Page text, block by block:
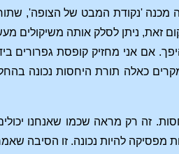
מכנה 'נקודת המבט של הצופה',
זאת, ניתן לסלק אותה משיקולים
אם אני מחזיק קופסת גפרורים
כאלה תורת היחסות נכונה
זה רק מראה שכמו שאנחנו
מפסיקה להיות נכונה. זו הסיבה